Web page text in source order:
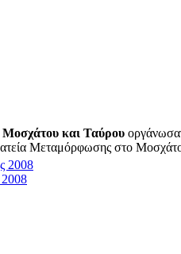
Μοσχάτου και Ταύρου
Μεταμόρφωσης στο